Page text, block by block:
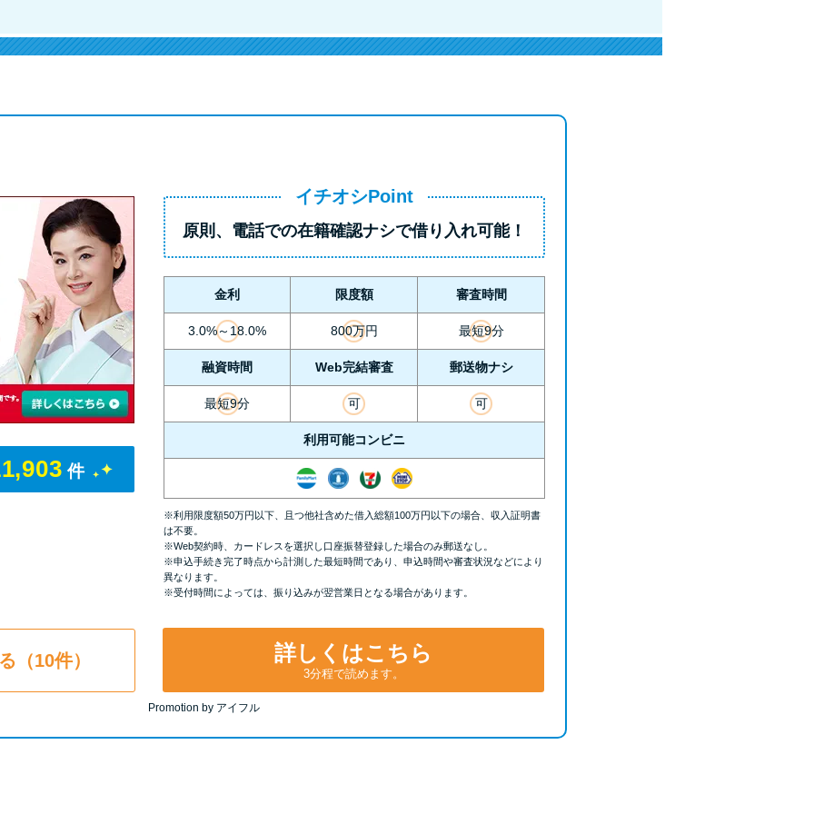
件
イチオシPoint
原則、 電話での在籍確認ナシで借り入れ可能！
金利 限度額 審査時間
3.0%～18.0% 800万円 最短9分
融資時間 Web完結審査 郵送物ナシ
最短9分 可 可
利用可能コンビニ
※利用限度額50万円以下、且つ他社含めた借入総額100万円以下の場合、収入証明書
は不要。
※Web契約時、カードレスを選択し口座振替登録した場合のみ郵送なし。
※申込手続き完了時点から計測した最短時間であり、申込時間や審査状況などにより
異なります。
※受付時間によっては、振り込みが翌営業日となる場合があります。
（10件） 詳しくはこちら
3分程で読めます。
Promotion by アイフル